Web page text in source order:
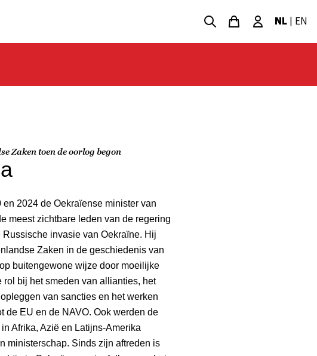
NL EN
Zaken toen de oorlog begon
2024 de Oekraïense minister van
meest zichtbare leden van de regering
invasie van Oekraïne. Hij
Zaken in de geschiedenis van
buitengewone wijze door moeilijke
bij het smeden van allianties, het
van sancties en het werken
de EU en de NAVO. Ook werden de
Afrika, Azië en Latijns-Amerika
ministerschap. Sinds zijn aftreden is